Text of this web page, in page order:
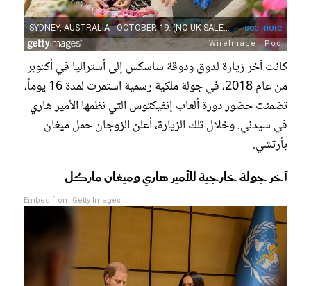
كانت آخر زيارة لدوق ودوقة ساسكس إلى أستراليا في أكتوبر
من عام 2018، في جولة ملكية رسمية استمرت لمدة 16 يوماً،
تضمنت حضور دورة ألعاب إنفيكتوس التي نظمها الأمير هاري
في سيدني. وخلال تلك الزيارة، أعلن الزوجان حمل ميغان
بأرتشي.
آخر جولة خارجية للأمير هاري وميغان ماركل
Embed from Getty Images